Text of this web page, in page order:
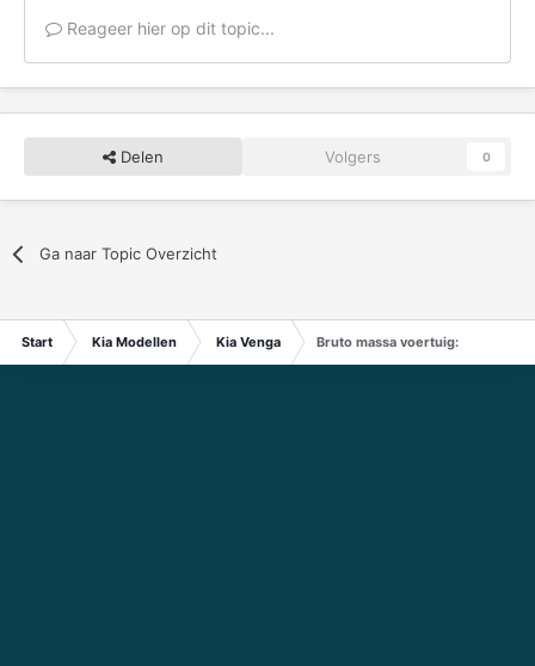
Reageer hier op dit topic...
Delen Volgers 0
Ga naar Topic Overzicht
Start Kia Modellen Kia Venga Bruto massa voertuig: